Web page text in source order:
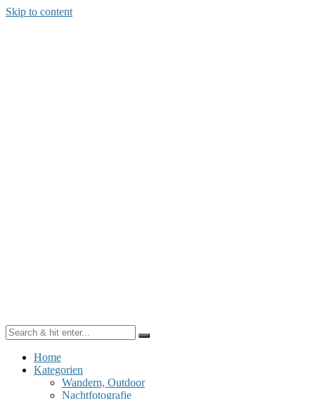
Skip to content
Home
Kategorien
Wandern, Outdoor
Nachtfotografie